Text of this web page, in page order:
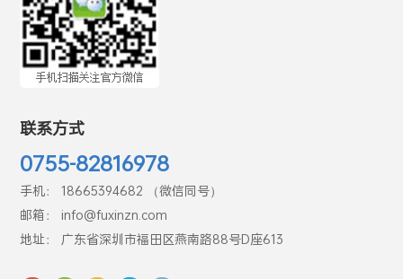
联系方式
0755-82816978
手机： 18665394682 （微信同号）
邮箱： info@fuxinzn.com
地址： 广东省深圳市福田区燕南路88号D座613